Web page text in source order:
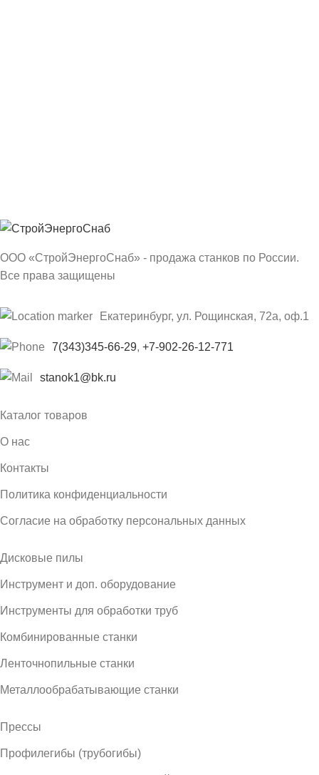
ООО «СтройЭнергоСнаб» - продажа станков по России.
Все права защищены
Екатеринбург, ул. Рощинская, 72а, оф.1
7(343)345-66-29, +7-902-26-12-771
stanok1@bk.ru
Каталог товаров
О нас
Контакты
Политика конфиденциальности
Согласие на обработку персональных данных
Дисковые пилы
Инструмент и доп. оборудование
Инструменты для обработки труб
Комбинированные станки
Ленточнопильные станки
Металлообрабатывающие станки
Прессы
Профилегибы (трубогибы)